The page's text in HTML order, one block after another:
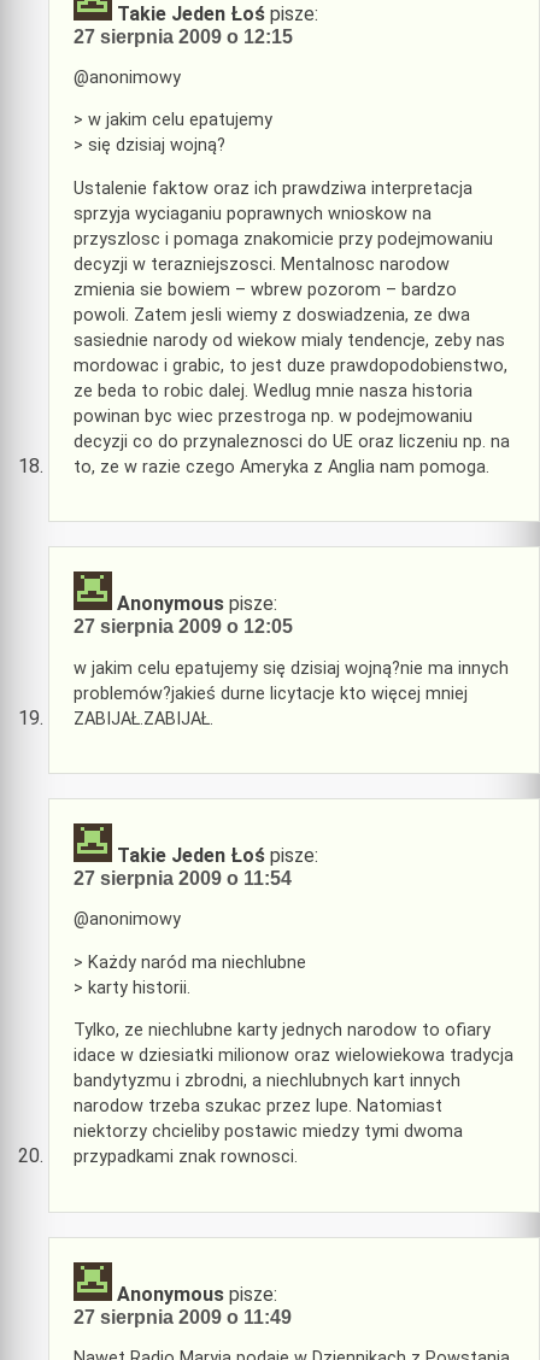
Takie Jeden Łoś pisze:
27 sierpnia 2009 o 12:15
@anonimowy
> w jakim celu epatujemy
> się dzisiaj wojną?
Ustalenie faktow oraz ich prawdziwa interpretacja
sprzyja wyciaganiu poprawnych wnioskow na
przyszlosc i pomaga znakomicie przy podejmowaniu
decyzji w terazniejszosci. Mentalnosc narodow
zmienia sie bowiem – wbrew pozorom – bardzo
powoli. Zatem jesli wiemy z doswiadzenia, ze dwa
sasiednie narody od wiekow mialy tendencje, zeby nas
mordowac i grabic, to jest duze prawdopodobienstwo,
ze beda to robic dalej. Wedlug mnie nasza historia
powinan byc wiec przestroga np. w podejmowaniu
decyzji co do przynaleznosci do UE oraz liczeniu np. na
to, ze w razie czego Ameryka z Anglia nam pomoga.
Anonymous pisze:
27 sierpnia 2009 o 12:05
w jakim celu epatujemy się dzisiaj wojną?nie ma innych
problemów?jakieś durne licytacje kto więcej mniej
ZABIJAŁ.ZABIJAŁ.
Takie Jeden Łoś pisze:
27 sierpnia 2009 o 11:54
@anonimowy
> Każdy naród ma niechlubne
> karty historii.
Tylko, ze niechlubne karty jednych narodow to ofiary
idace w dziesiatki milionow oraz wielowiekowa tradycja
bandytyzmu i zbrodni, a niechlubnych kart innych
narodow trzeba szukac przez lupe. Natomiast
niektorzy chcieliby postawic miedzy tymi dwoma
przypadkami znak rownosci.
Anonymous pisze:
27 sierpnia 2009 o 11:49